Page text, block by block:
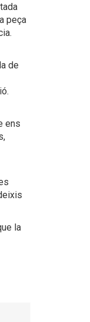
peça
de
ens
la